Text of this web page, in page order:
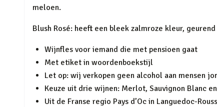
meloen.
Blush Rosé: heeft een bleek zalmroze kleur,
Wijnfles voor iemand die met pensioen gaat
Met etiket in woordenboekstijl
Let op: wij verkopen geen alcohol aan mensen
Keuze uit drie wijnen: Merlot, Sauvignon Blanc
Uit de Franse regio Pays d’Oc in Languedoc-